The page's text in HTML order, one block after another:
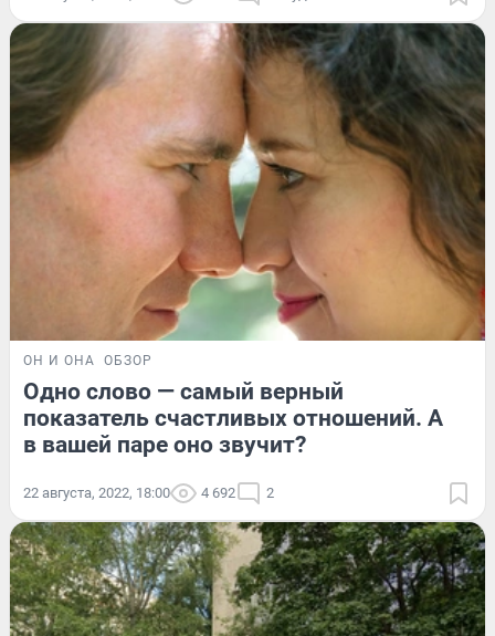
ОН И ОНА ОБЗОР
Одно слово — самый верный
показатель счастливых отношений. А
в вашей паре оно звучит?
22 августа, 2022, 18:00 4 692 2